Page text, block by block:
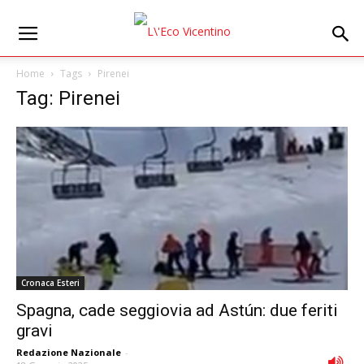
Home Tags Pirenei
Tag: Pirenei
Cronaca Esteri
Spagna, cade seggiovia ad Astún: due feriti
gravi
Redazione Nazionale -